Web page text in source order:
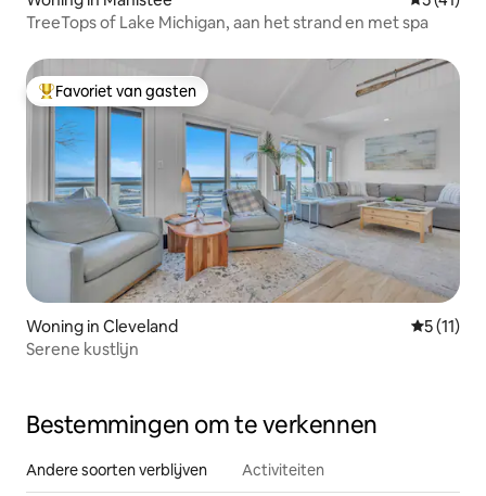
TreeTops of Lake Michigan, aan het strand en met spa
Topfavoriet van gasten
Favoriet van gasten
Woning in Cleveland
5 (11)
Serene kustlijn
Bestemmingen om te verkennen
Andere soorten verblijven Activiteiten